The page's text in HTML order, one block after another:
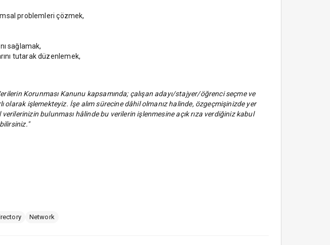
problemleri çözmek,
sağlamak,
tutarak düzenlemek,
Korunması Kanunu kapsamında; çalışan adayı/stajyer/öğrenci seçme ve
işlemekteyiz. İşe alım sürecine dâhil olmanız halinde, özgeçmişinizde yer
bulunması hâlinde bu verilerin işlenmesine açık rıza verdiğiniz kabul
Network